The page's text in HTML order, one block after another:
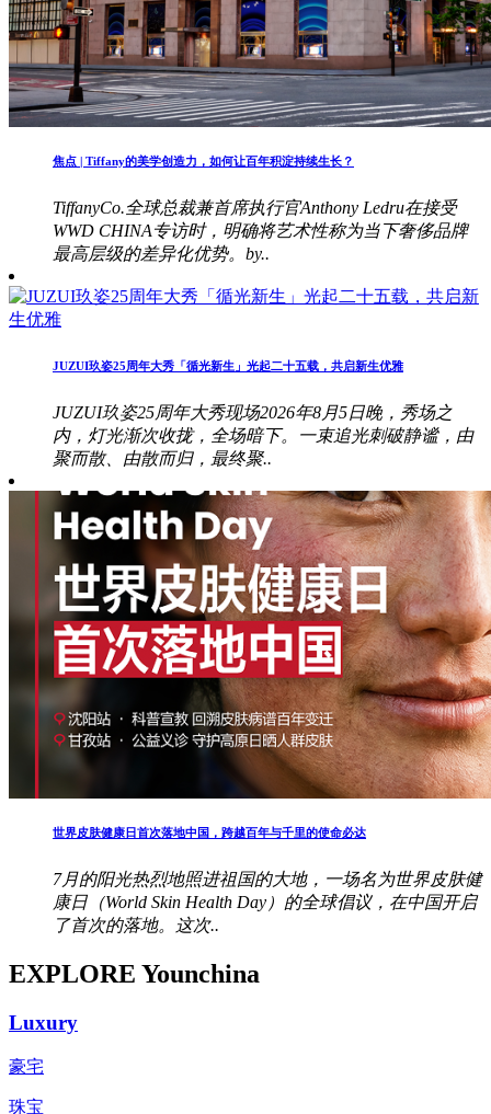
焦点 | Tiffany的美学创造力，如何让百年积淀持续生长？
TiffanyCo.全球总裁兼首席执行官Anthony Ledru在接受
WWD CHINA专访时，明确将艺术性称为当下奢侈品牌
最高层级的差异化优势。by..
JUZUI玖姿25周年大秀「循光新生」光起二十五载，共启新生优雅
JUZUI玖姿25周年大秀现场2026年8月5日晚，秀场之
内，灯光渐次收拢，全场暗下。一束追光刺破静谧，由
聚而散、由散而归，最终聚..
世界皮肤健康日首次落地中国，跨越百年与千里的使命必达
7月的阳光热烈地照进祖国的大地，一场名为世界皮肤健
康日（World Skin Health Day）的全球倡议，在中国开启
了首次的落地。这次..
EXPLORE Younchina
Luxury
豪宅
珠宝